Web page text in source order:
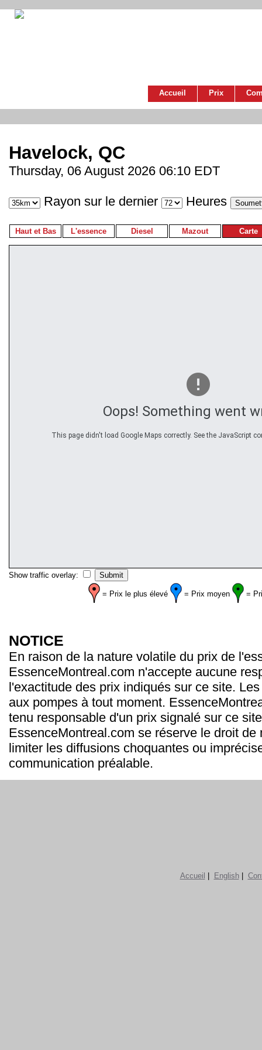
Accueil Prix
Havelock, QC
Thursday, 06 August 2026 06:10 EDT
Rayon sur le dernier Heures
Haut et Bas L'essence Diesel Mazout Carte
Oops! Something went
This page didn't load Google Maps correctly. See the JavaScript
Show traffic overlay:
= Prix le plus élevé = Prix moyen =
NOTICE
En raison de la nature volatile du prix de
EssenceMontreal.com n'accepte aucune
l'exactitude des prix indiqués sur ce site.
aux pompes à tout moment.
tenu responsable d'un prix signalé sur ce
EssenceMontreal.com se réserve le droit de
limiter les diffusions choquantes ou
communication préalable.
Accueil English|